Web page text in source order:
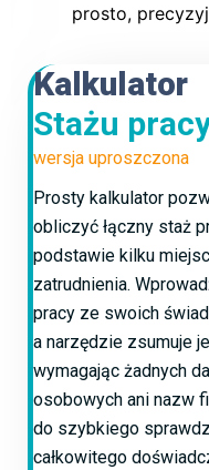
prosto,
Kalkulator
Stażu
wersja uproszczona
Prosty kalkulator
obliczyć łączny staż
podstawie kilku miejsc
zatrudnienia.
pracy ze swoich
a narzędzie zsumuje
wymagając żadnych
osobowych ani nazw
do szybkiego
całkowitego